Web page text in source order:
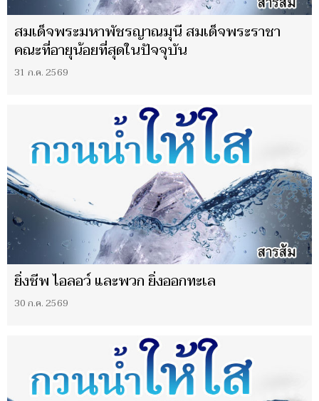
สมเด็จพระมหาพัชรญาณมุนี สมเด็จพระราชา
คณะที่อายุน้อยที่สุดในปัจจุบัน
31 ก.ค. 2569
ยิ่งชีพ ไอลอว์ และพวก ยิ่งออกทะเล
30 ก.ค. 2569